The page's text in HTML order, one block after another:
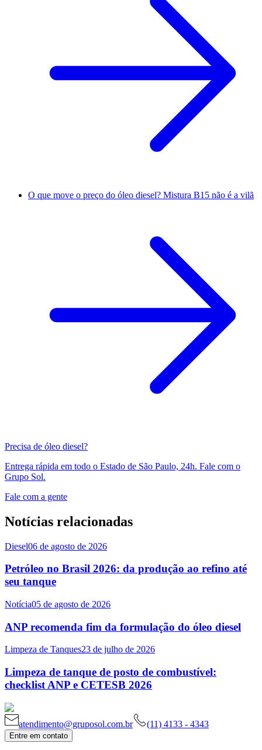
O que move o preço do óleo diesel? Mistura B15 não é a vilã
Precisa de óleo diesel?
Entrega rápida em todo o Estado de São Paulo, 24h. Fale com o
Grupo Sol.
Fale com a gente
Notícias relacionadas
Diesel06 de agosto de 2026
Petróleo no Brasil 2026: da produção ao refino até
seu tanque
Notícia05 de agosto de 2026
ANP recomenda fim da formulação do óleo diesel
Limpeza de Tanques23 de julho de 2026
Limpeza de tanque de posto de combustível:
checklist ANP e CETESB 2026
atendimento@gruposol.com.br (11) 4133 - 4343
Entre em contato